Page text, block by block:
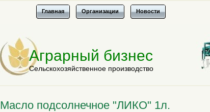
Главная Организации Новости
Аграрный бизнес
Сельскохозяйственное производство
Масло подсолнечное "ЛИКО" 1л.